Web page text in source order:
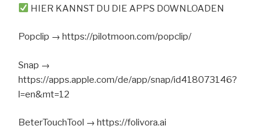
HIER KANNST DU DIE APPS DOWNLOADEN
Popclip → https://pilotmoon.com/popclip/
Snap →
https://apps.apple.com/de/app/snap/id418073146?
l=en&mt=12
BeterTouchTool → https://folivora.ai